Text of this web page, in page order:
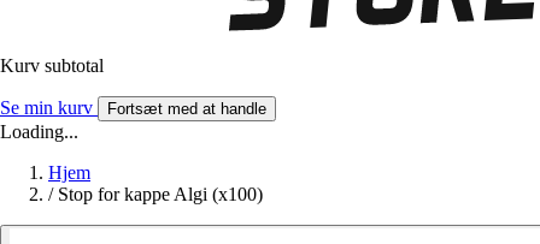
Kurv subtotal
Se min kurv Fortsæt med at handle
Loading...
Hjem
/ Stop for kappe Algi (x100)